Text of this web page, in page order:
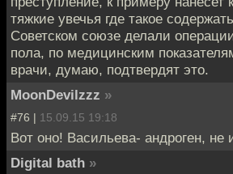
тяжкие увечья где такое
Советском союзе делали
пола, по медицинским
врачи, думаю, подтвердят это.
MoonDevilzzz »
#76 | 15.09.15 19:18
Вот оно! Васильева- андроген, не
Digital bath »